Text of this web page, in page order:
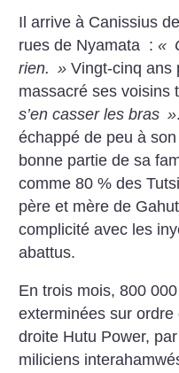
Il arrive à Canissius
rues de Nyamata :«
rien. » Vingt-cinq ans
massacré ses
s’en casser les bras »
échappé de peu à
bonne partie de sa
comme 80 % des
père et mère de
complicité avec les
abattus.
En trois mois, 800
exterminées sur ordre
droite Hutu Power,
miliciens